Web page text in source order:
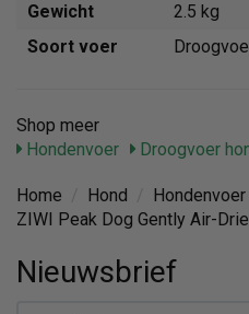
Gewicht
2.5 kg
Soort voer
Shop meer
Hondenvoer
Droogvoer
Home Hond Hondenvoer
ZIWI Peak Dog Gently Air-
Nieuwsbrief